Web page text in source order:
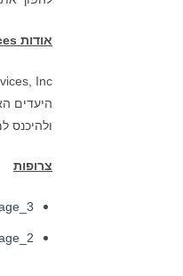
אודות
ולהיכנס
צרופות